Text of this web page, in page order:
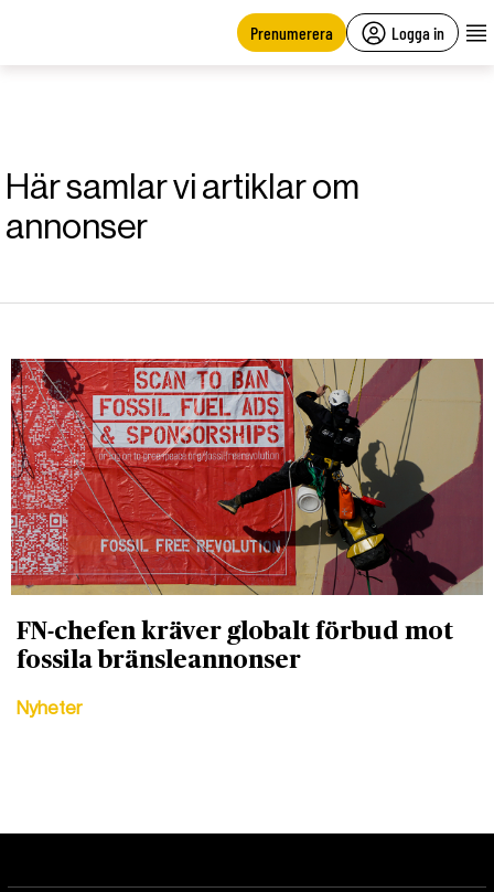
Prenumerera Logga in
Här samlar vi artiklar om
annonser
FN-chefen kräver globalt förbud mot
fossila bränsleannonser
Nyheter